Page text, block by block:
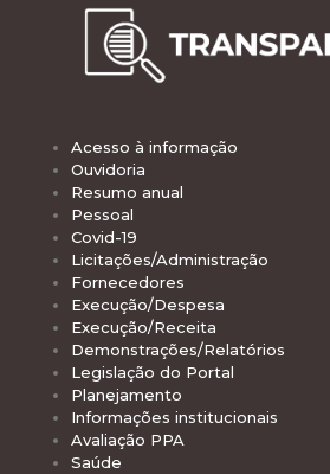
Acesso à informação
Ouvidoria
Resumo anual
Pessoal
Covid-19
Licitações/Administração
Fornecedores
Execução/Despesa
Execução/Receita
Demonstrações/Relatórios
Legislação do Portal
Planejamento
Informações institucionais
Avaliação PPA
Saúde